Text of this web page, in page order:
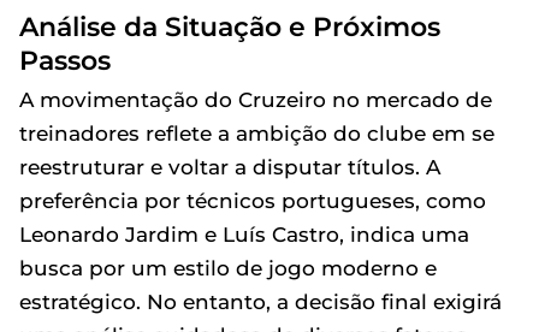
Análise da Situação e Próximos
Passos
A movimentação do Cruzeiro no mercado de
treinadores reflete a ambição do clube em se
reestruturar e voltar a disputar títulos. A
preferência por técnicos portugueses, como
Leonardo Jardim e Luís Castro, indica uma
busca por um estilo de jogo moderno e
estratégico. No entanto, a decisão final exigirá